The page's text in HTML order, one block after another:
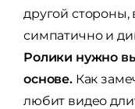
другой стороны,
симпатично и
Ролики нужно
основе. Как
любит видео